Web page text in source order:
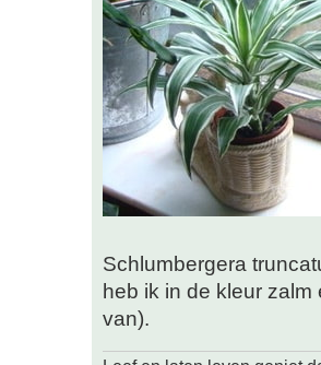
Schlumbergera
heb ik in de kleur
van).